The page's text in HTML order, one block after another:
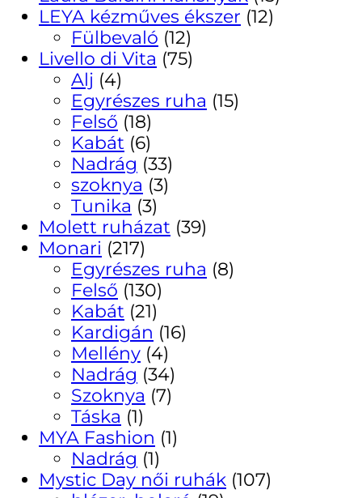
LEYA kézműves ékszer (12)
Fülbevaló (12)
Livello di Vita (75)
Alj (4)
Egyrészes ruha (15)
Felső (18)
Kabát (6)
Nadrág (33)
szoknya (3)
Tunika (3)
Molett ruházat (39)
Monari (217)
Egyrészes ruha (8)
Felső (130)
Kabát (21)
Kardigán (16)
Mellény (4)
Nadrág (34)
Szoknya (7)
Táska (1)
MYA Fashion (1)
Nadrág (1)
Mystic Day női ruhák (107)